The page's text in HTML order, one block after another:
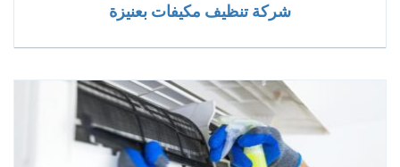
شركة تنظيف مكيفات بعنيزة